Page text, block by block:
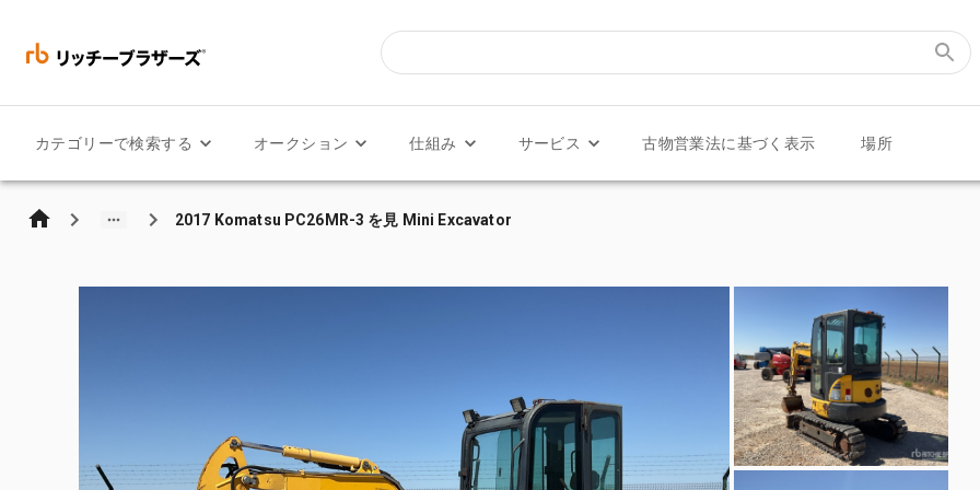
カテゴリーで検索する オークション 仕組み サービス 古物営業法に基づく表示 場所
2017 Komatsu PC26MR-3 を見 Mini Excavator